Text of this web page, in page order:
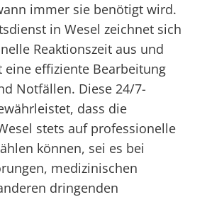
immer sie benötigt wird.
in Wesel zeichnet sich
Reaktionszeit aus und
effiziente Bearbeitung
Notfällen. Diese 24/7-
dass die
stets auf professionelle
können, sei es bei
medizinischen
dringenden